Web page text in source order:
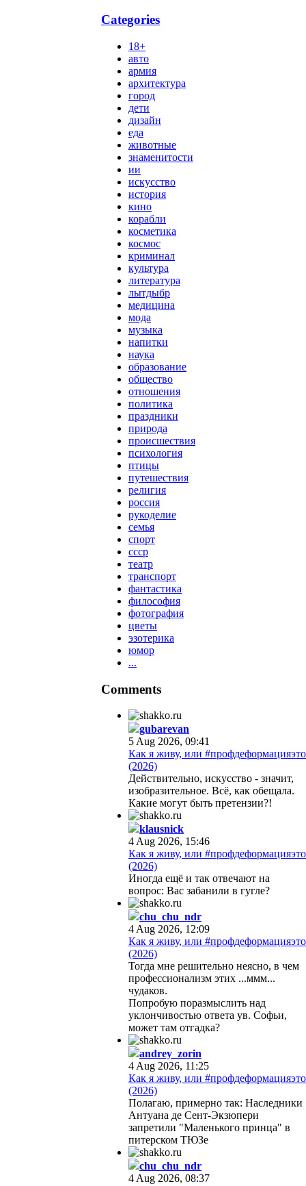
Categories
18+
авто
армия
архитектура
город
дети
дизайн
еда
животные
знаменитости
ии
искусство
история
кино
корабли
косметика
космос
криминал
культура
литература
лытдыбр
медицина
мода
музыка
напитки
наука
образование
общество
отношения
политика
праздники
природа
происшествия
психология
птицы
путешествия
религия
россия
рукоделие
семья
спорт
ссср
театр
транспорт
фантастика
философия
фотография
цветы
эзотерика
юмор
...
Comments
gubarevan
5 Aug 2026, 09:41
Как я живу, или #профдеформацияэто
(2026)
Действительно, искусство - значит,
изобразительное. Всё, как обещала.
Какие могут быть претензии?!
klausnick
4 Aug 2026, 15:46
Как я живу, или #профдеформацияэто
(2026)
Иногда ещё и так отвечают на
вопрос: Вас забанили в гугле?
chu_chu_ndr
4 Aug 2026, 12:09
Как я живу, или #профдеформацияэто
(2026)
Тогда мне решительно неясно, в чем
профессионализм этих ...ммм...
чудаков.
Попробую поразмыслить над
уклончивостью ответа ув. Софьи,
может там отгадка?
andrey_zorin
4 Aug 2026, 11:25
Как я живу, или #профдеформацияэто
(2026)
Полагаю, примерно так: Наследники
Антуана де Сент-Экзюпери
запретили "Маленького принца" в
питерском ТЮЗе
chu_chu_ndr
4 Aug 2026, 08:37